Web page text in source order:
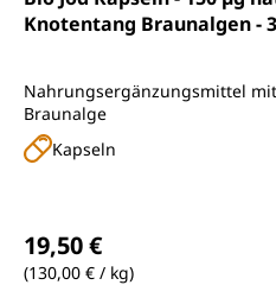
Knotentang Braunalgen -
Nahrungsergänzungsmittel
Braunalge
Kapseln
19,50 €
(130,00 € / kg)